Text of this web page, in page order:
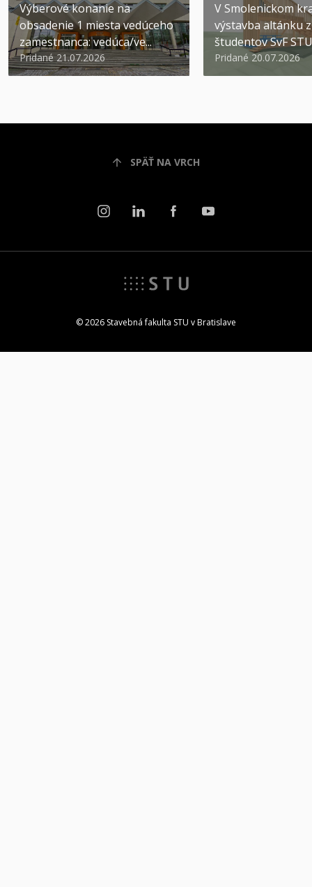
Výberové konanie na
obsadenie 1 miesta vedúceho
zamestnanca: vedúca/ve...
Pridané 21.07.2026
V Smolenickom
výstavba altánku
študentov SvF STU
Pridané 20.07.2026
SPÄŤ NA VRCH
© 2026 Stavebná fakulta STU v Bratislave